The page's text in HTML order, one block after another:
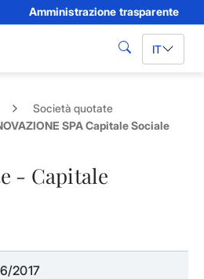
Amministrazione trasparente
cerca IT
Società quotate
SPA Capitale Sociale
- Capitale
2017